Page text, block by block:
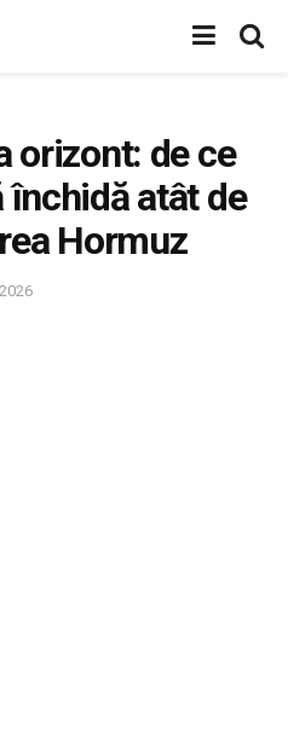
orizont: de ce
închidă atât de
Hormuz